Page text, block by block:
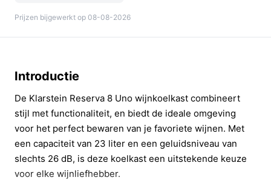
Prijzen bijgewerkt op 08-08-2026
Introductie
De Klarstein Reserva 8 Uno wijnkoelkast combineert
stijl met functionaliteit, en biedt de ideale omgeving
voor het perfect bewaren van je favoriete wijnen. Met
een capaciteit van 23 liter en een geluidsniveau van
slechts 26 dB, is deze koelkast een uitstekende keuze
voor elke wijnliefhebber.